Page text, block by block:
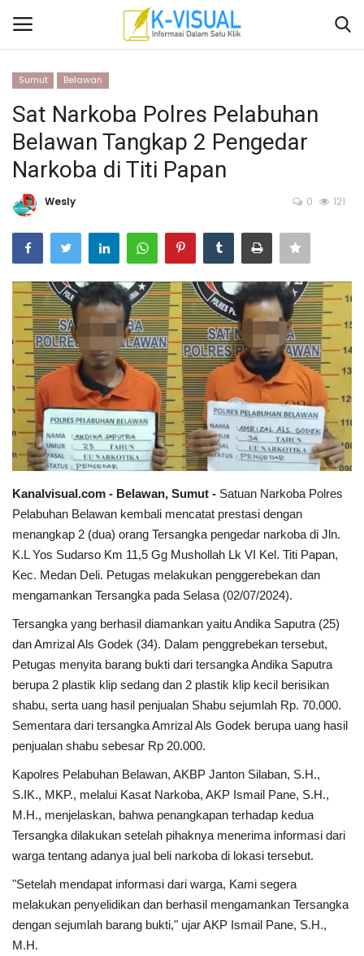
Beranda
Yogyakarta
Banten
Solo Raya
Sumsel
Kalbar
Sumut
News
Jawa Barat
Riau
Bisnis
Jambi
Kaltim
Dunia
Artikel
Ekonomi
Olahraga
Hukum
Sumut Belawan
Sat Narkoba Polres Pelabuhan
Belawan Tangkap 2 Pengedar
Narkoba di Titi Papan
Wesly 0 121
Kanalvisual.com - Belawan, Sumut - Satuan Narkoba Polres
Pelabuhan Belawan kembali mencatat prestasi dengan
menangkap 2 (dua) orang Tersangka pengedar narkoba di Jln.
K.L Yos Sudarso Km 11,5 Gg Mushollah Lk VI Kel. Titi Papan,
Kec. Medan Deli. Petugas melakukan penggerebekan dan
mengamankan Tersangka pada Selasa (02/07/2024).
Tersangka yang berhasil diamankan yaitu Andika Saputra (25)
dan Amrizal Als Godek (34). Dalam penggrebekan tersebut,
Petugas menyita barang bukti dari tersangka Andika Saputra
berupa 2 plastik klip sedang dan 2 plastik klip kecil berisikan
shabu, serta uang hasil penjualan Shabu sejumlah Rp. 70.000.
Sementara dari tersangka Amrizal Als Godek berupa uang hasil
penjualan shabu sebesar Rp 20.000.
Kapolres Pelabuhan Belawan, AKBP Janton Silaban, S.H.,
S.IK., MKP., melalui Kasat Narkoba, AKP Ismail Pane, S.H.,
M.H., menjelaskan, bahwa penangkapan terhadap kedua
Tersangka dilakukan setelah pihaknya menerima informasi dari
warga tentang adanya jual beli narkoba di lokasi tersebut.
"Setelah mendapat informasi dari warga, Kami segera
melakukan penyelidikan dan berhasil mengamankan Tersangka
dengan sejumlah barang bukti," ujar AKP Ismail Pane, S.H.,
M.H.